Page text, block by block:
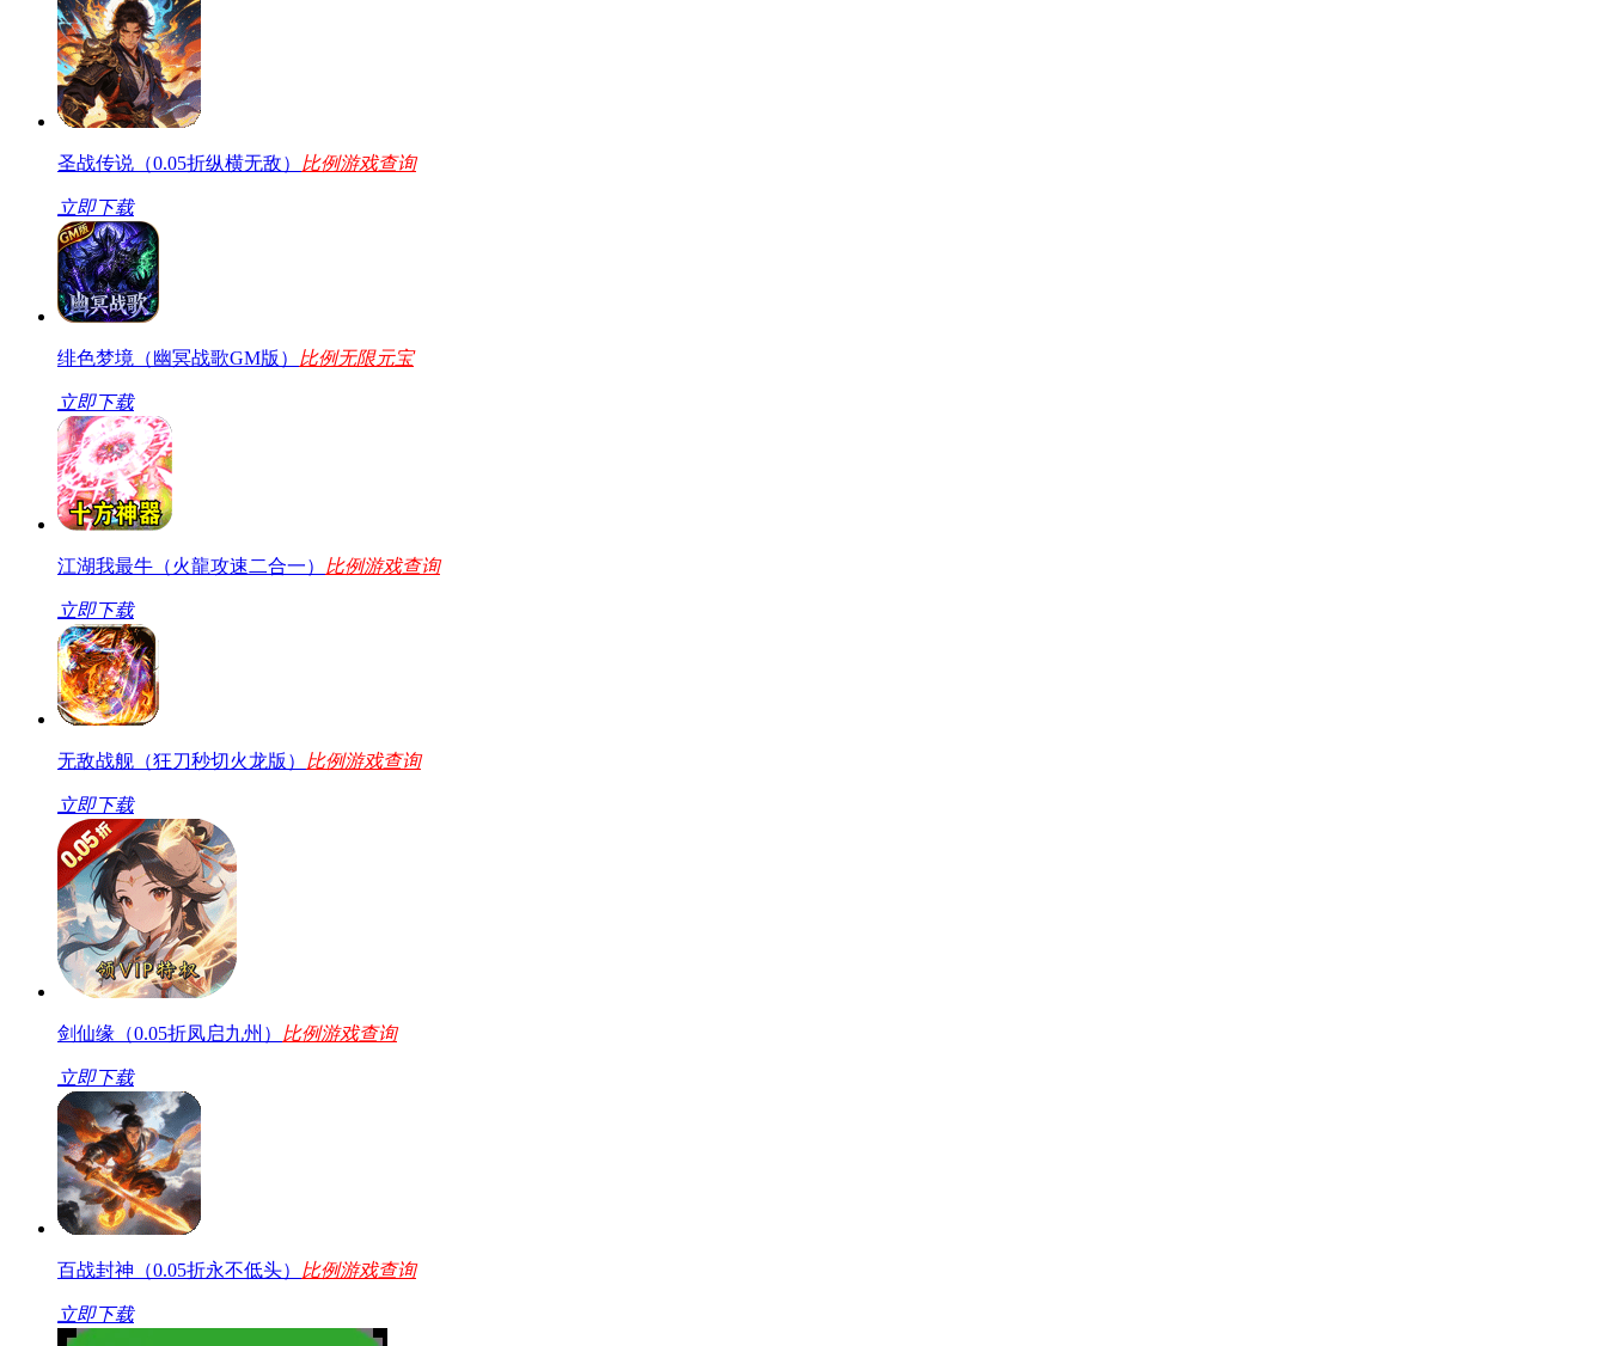
圣战传说（0.05折纵横无敌） 比例游戏查询
立即下载
绯色梦境（幽冥战歌GM版） 比例无限元宝
立即下载
江湖我最牛（火龍攻速二合一） 比例游戏查询
立即下载
无敌战舰（狂刀秒切火龙版） 比例游戏查询
立即下载
剑仙缘（0.05折凤启九州） 比例游戏查询
立即下载
百战封神（0.05折永不低头） 比例游戏查询
立即下载